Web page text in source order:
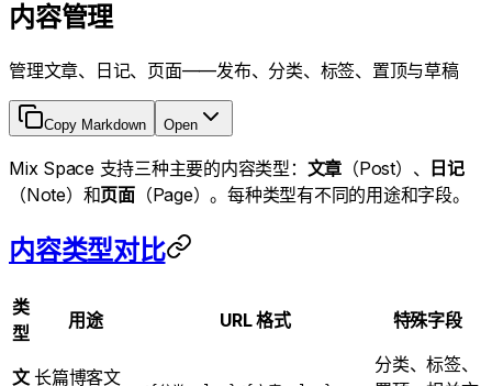
内容管理
管理文章、日记、页面——发布、分类、标签、置顶与草稿
Copy Markdown Open
Mix Space 支持三种主要的内容类型： 文章 （Post）、
日记
（Note）和页面（Page）。每种类型有不同的用途和字段。
内容类型对比
类
型
用途 URL 格式 特殊字段
文 长篇博客文
分类、标签、